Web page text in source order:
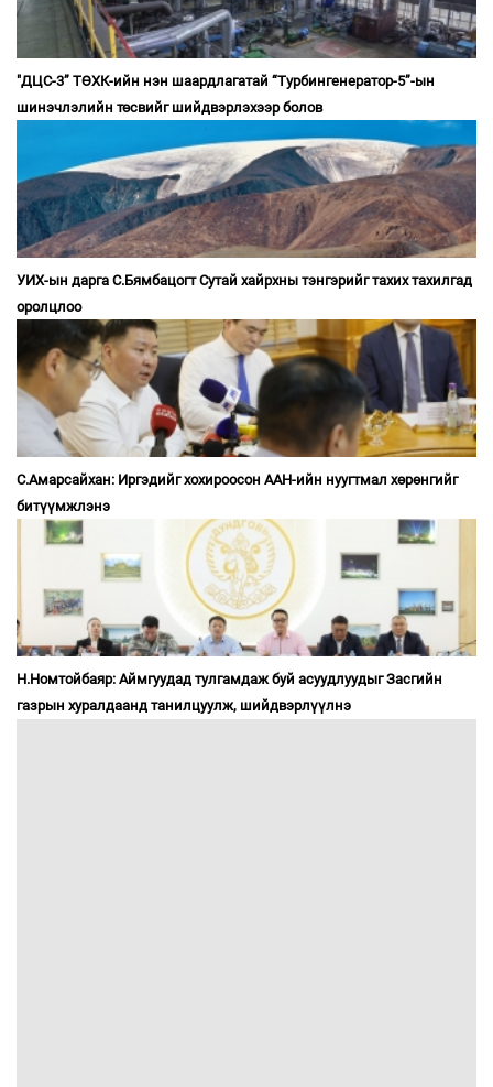
"ДЦС-3” ТӨХК-ийн нэн шаардлагатай “Турбингенератор-5”-ын
шинэчлэлийн төсвийг шийдвэрлэхээр болов
УИХ-ын дарга С.Бямбацогт Сутай хайрхны тэнгэрийг тахих тахилгад
оролцлоо
С.Амарсайхан: Иргэдийг хохироосон ААН-ийн нуугтмал хөрөнгийг
битүүмжлэнэ
Н.Номтойбаяр: Аймгуудад тулгамдаж буй асуудлуудыг Засгийн
газрын хуралдаанд танилцуулж, шийдвэрлүүлнэ